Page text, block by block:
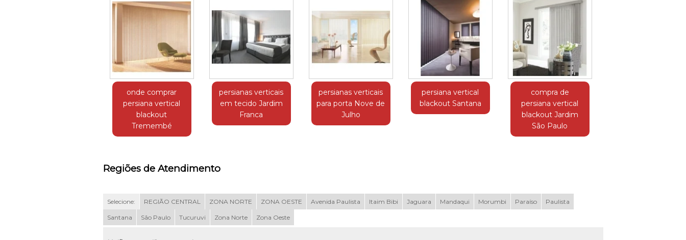
onde comprar
persiana vertical
blackout
Tremembé
persianas verticais
em tecido Jardim
Franca
persianas verticais
para porta Nove de
Julho
persiana vertical
blackout Santana
compra de
persiana vertical
blackout Jardim
São Paulo
Regiões de Atendimento
Selecione: REGIÃO CENTRAL ZONA NORTE ZONA OESTE Avenida Paulista Itaim Bibi Jaguara Mandaqui Morumbi Paraíso Paulista
Santana São Paulo Tucuruvi Zona Norte Zona Oeste